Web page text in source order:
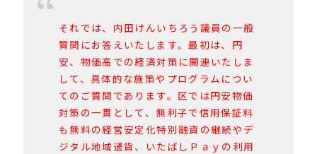
それでは、内田けんいちろう議員の一般
質問にお答えいたします。最初は、円
安、物価高での経済対策に関連いたしま
して、具体的な施策やプログラムについ
てのご質問であります。区では円安物価
対策の一貫として、無利子で信用保証料
も無料の経営安定化特別融資の継続やデ
ジタル地域通貨、いたばしＰａｙの利用